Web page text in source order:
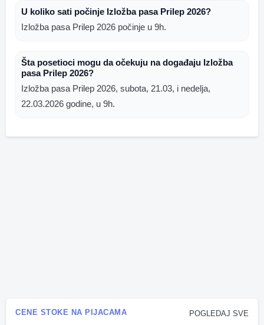
U koliko sati počinje Izložba pasa Prilep 2026?
Izložba pasa Prilep 2026 počinje u 9h.
Šta posetioci mogu da očekuju na događaju Izložba
pasa Prilep 2026?
Izložba pasa Prilep 2026, subota, 21.03, i nedelja,
22.03.2026 godine, u 9h.
POGLEDAJ SVE
CENE STOKE NA PIJACAMA